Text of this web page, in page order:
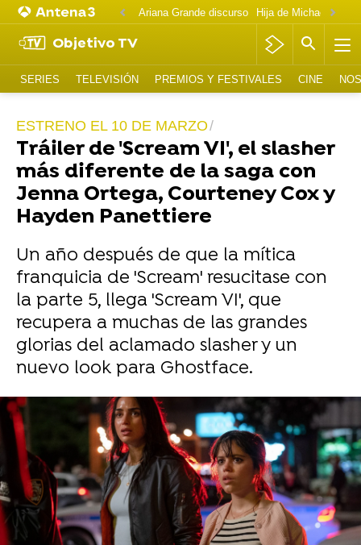
Ariana Grande discurso
Objetivo TV
SERIES TELEVISIÓN PREMIOS Y FESTIVALES CINE
ESTRENO EL 10 DE MARZO
Tráiler de 'Scream VI', el slasher
más diferente de la saga con
Jenna Ortega, Courteney Cox y
Hayden Panettiere
Un año después de que la mítica
franquicia de 'Scream' resucitase con
la parte 5, llega 'Scream VI', que
recupera a muchas de las grandes
glorias del aclamado slasher y un
nuevo look para Ghostface.
La prueba de que Jenna Ortega es mucho
más 'temeraria' que Miércoles en el set de
Hayden Panettiere habla claro sobre perder la
custodia de su hija: "Me pusieron contra la
espada y la pared"